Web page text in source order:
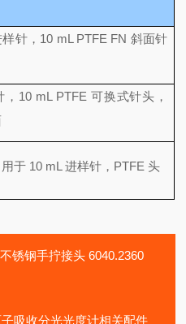
针，10 mL PTFE FN 斜面针
10 mL PTFE 可换式针头，
于 10 mL 进样针，PTFE 头
锈钢手拧接头 6040.2360
吸收分光光度计相关配件